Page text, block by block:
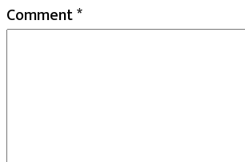
Comment*